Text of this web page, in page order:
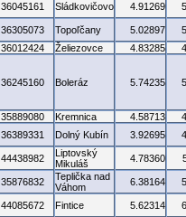
36045161 Sládkovičovo 4.91269
36305073 Topoľčany 5.02897
36012424 Želiezovce 4.83285
36245160 Boleráz 5.74235
35889080 Kremnica 4.58713
36389331 Dolný Kubín 3.92695
44438982
Liptovský
Mikuláš
4.78360
35876832
Teplička nad
Váhom
6.38164
44085672 Fintice 5.62314